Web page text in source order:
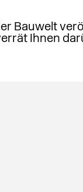
Bauwelt
Ihnen